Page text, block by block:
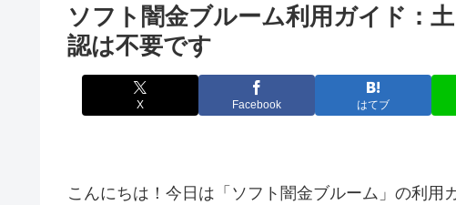
ソフト闇金ブルーム利用ガイド：
認は不要です
X Facebook はてブ
こんにちは！今日は「ソフト闇金ブルーム」の利